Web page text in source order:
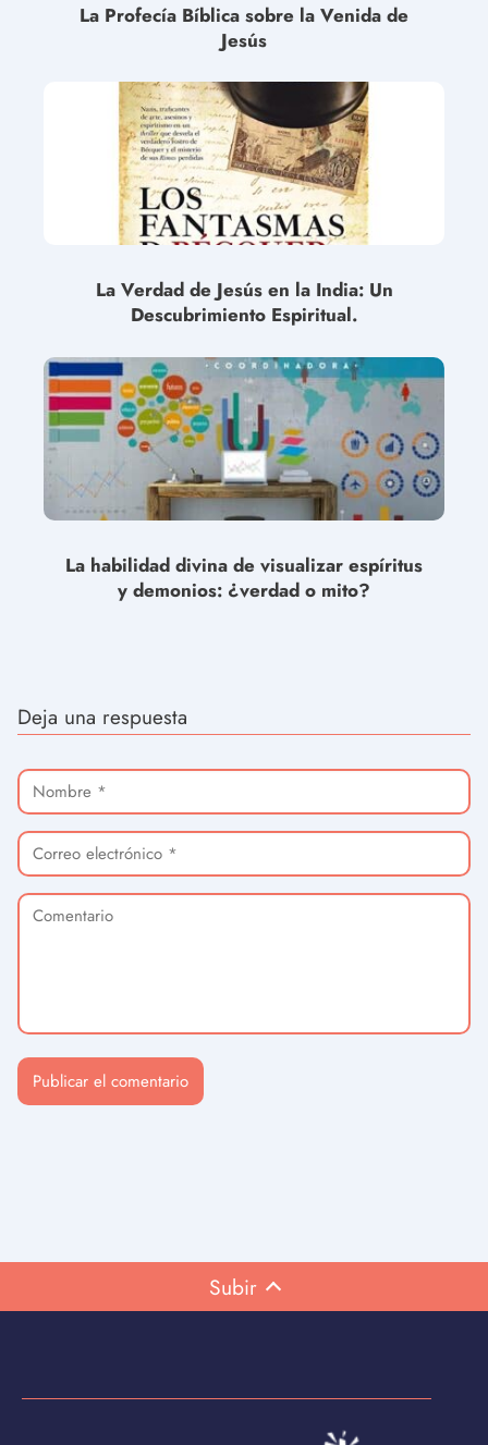
La Profecía Bíblica sobre la Venida de
Jesús
La Verdad de Jesús en la India: Un
Descubrimiento Espiritual.
La habilidad divina de visualizar espíritus
y demonios: ¿verdad o mito?
Deja una respuesta
Subir